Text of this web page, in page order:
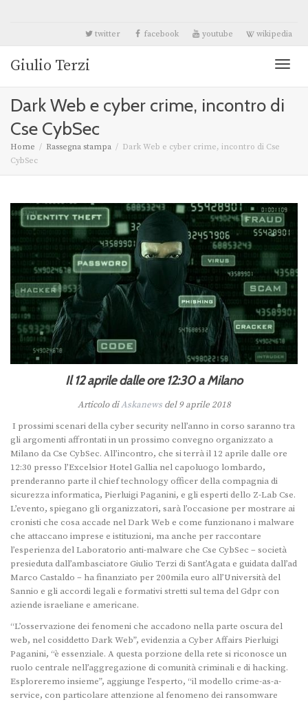
twitter facebook youtube wikipedia
Giulio Terzi
Dark Web e cyber crime, incontro di
Cse CybSec
Home Rassegna stampa
Dark Web e cyber crime, incontro di Cse
CybSec
Il 12 aprile dalle ore 12:30 a Milano
Articolo diAskanews del 9 aprile 2018
I prossimi scenari della cyber security nell’anno in corso saranno tra
gli argomenti affrontati in un prossimo convegno organizzato a
Milano da Cse CybSec. All’incontro, che si terrà il 12 aprile dalle ore
12:30 presso l’Excelsior Hotel Gallia nel capoluogo lombardo,
prenderanno parte il chief technology officer della compagnia di
sicurezza informatica, Pierluigi Paganini, e gli esperti dello Z-Lab Cse.
L’evento, spiegano gli organizzatori, sarà l’occasione per mostrare ai
cronisti che cosa accade nel Dark Web e come funzionano i malware
che attaccano imprese e istituzioni, ma anche per raccontare
l’esperienza del Laboratorio anti-malware che Cse CybSec – società
presieduta dall’ambasciatore Giulio Terzi di Sant’Agata e guidata dall’ad
Marco Castaldo – ha finanziato per 200mila euro all’Università del
Sannio e gli accordi legali e formativi stretti sul tema del Gdpr con
aziende israeliane e americane.
“L’osservazione dei fenomeni che accadono nella parte oscura del
web, nel cosiddetto Dark Web”, evidenzia a Cyber Affairs Pierluigi
Paganini, “è essenziale. A questa porzione della rete si riconosce un
ruolo centrale nell’aggregazione di comunità criminali e di hacking.
Esploreremo insieme”, aggiunge l’esperto, “il modello crime-as-a-
service, con particolare attenzione al fenomeno dei ransomware